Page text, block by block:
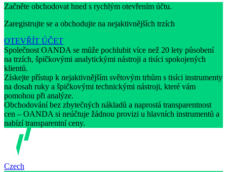
Začněte obchodovat hned s rychlým otevřením účtu.
Zaregistrujte se a obchodujte na nejaktivnějších trzích
OTEVŘÍT ÚČET
Společnost OANDA se může pochlubit více než 20 lety působení
na trzích, špičkovými analytickými nástroji a tisíci spokojených
klientů.
Získejte přístup k nejaktivnějším světovým trhům s tisíci instrumenty
na dosah ruky a špičkovými technickými nástroji, které vám
pomohou při analýze.
Obchodování bez zbytečných nákladů a naprostá transparentnost
cen – OANDA si neúčtuje žádnou provizi u hlavních instrumentů a
nabízí transparentní ceny.
Czech